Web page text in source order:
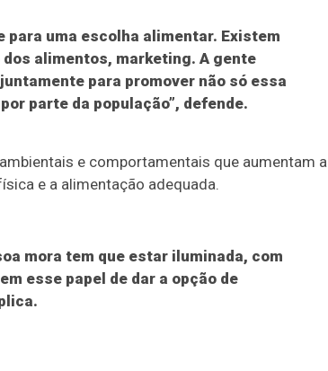
para uma escolha alimentar. Existem
alimentos, marketing. A gente
para promover não só essa
parte da população”, defende.
e comportamentais que aumentam a
e a alimentação adequada.
mora tem que estar iluminada, com
esse papel de dar a opção de